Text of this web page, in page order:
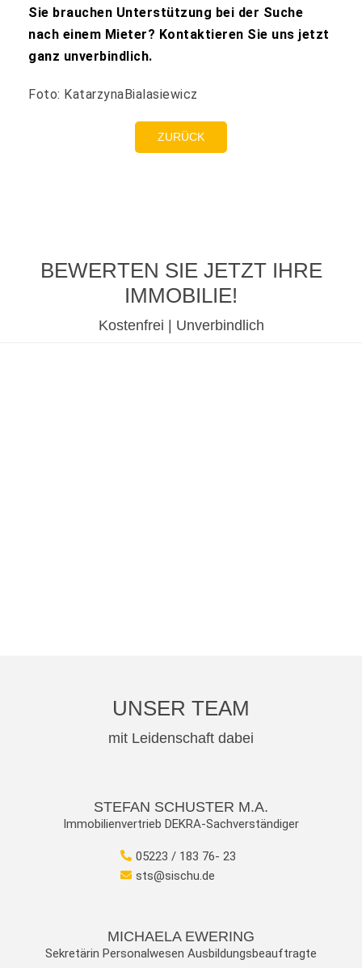
Sie brauchen Unterstützung bei der Suche
nach einem Mieter? Kontaktieren Sie uns jetzt
ganz unverbindlich.
Foto: KatarzynaBialasiewicz
ZURÜCK
BEWERTEN SIE JETZT IHRE
IMMOBILIE!
Kostenfrei | Unverbindlich
UNSER TEAM
mit Leidenschaft dabei
STEFAN SCHUSTER M.A.
Immobilienvertrieb DEKRA-Sachverständiger
05223 / 183 76- 23
sts@sischu.de
MICHAELA EWERING
Sekretärin Personalwesen Ausbildungsbeauftragte